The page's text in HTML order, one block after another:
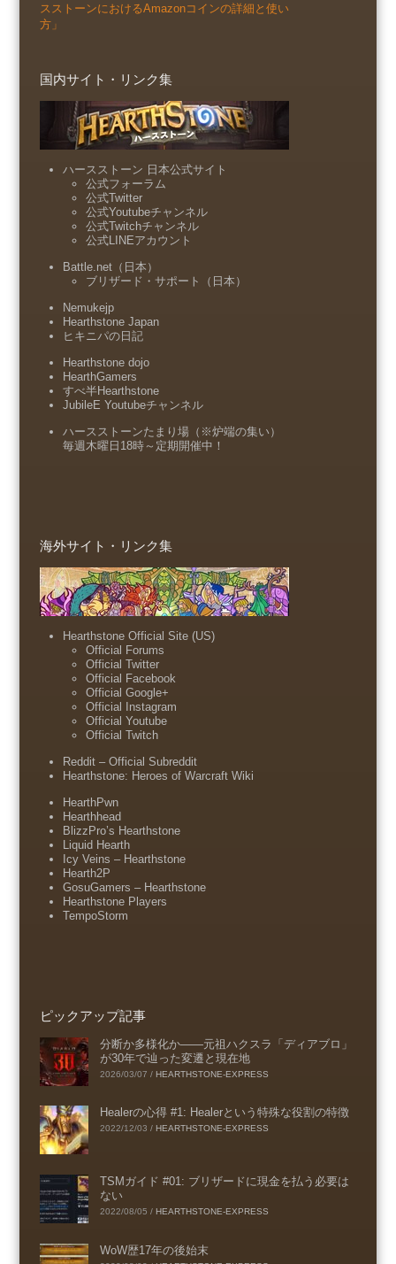
スストーンにおけるAmazonコインの詳細と使い
方」
国内サイト・リンク集
ハースストーン 日本公式サイト
公式フォーラム
公式Twitter
公式Youtubeチャンネル
公式Twitchチャンネル
公式LINEアカウント
Battle.net（日本）
ブリザード・サポート（日本）
Nemukejp
Hearthstone Japan
ヒキニパの日記
Hearthstone dojo
HearthGamers
すべ半Hearthstone
JubileE Youtubeチャンネル
ハースストーンたまり場（※炉端の集い）
毎週木曜日18時～定期開催中！
海外サイト・リンク集
Hearthstone Official Site (US)
Official Forums
Official Twitter
Official Facebook
Official Google+
Official Instagram
Official Youtube
Official Twitch
Reddit – Official Subreddit
Hearthstone: Heroes of Warcraft Wiki
HearthPwn
Hearthhead
BlizzPro’s Hearthstone
Liquid Hearth
Icy Veins – Hearthstone
Hearth2P
GosuGamers – Hearthstone
Hearthstone Players
TempoStorm
ピックアップ記事
分断か多様化か――元祖ハクスラ「ディアブロ」
が30年で辿った変遷と現在地
2026/03/07 / HEARTHSTONE-EXPRESS
Healerの心得 #1: Healerという特殊な役割の特徴
2022/12/03 / HEARTHSTONE-EXPRESS
TSMガイド #01: ブリザードに現金を払う必要は
ない
2022/08/05 / HEARTHSTONE-EXPRESS
WoW歴17年の後始末